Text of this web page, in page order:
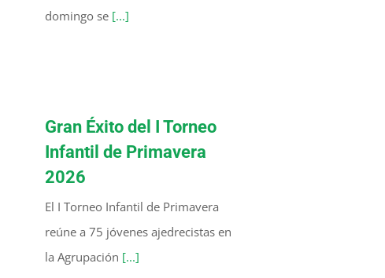
domingo se [...]
Gran Éxito del I Torneo
Infantil de Primavera
2026
El I Torneo Infantil de Primavera
reúne a 75 jóvenes ajedrecistas en
la Agrupación [...]